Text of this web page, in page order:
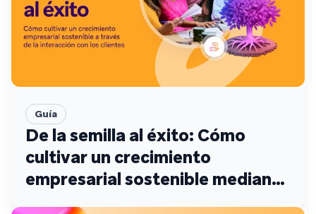
Guía
De la semilla al éxito: Cómo
cultivar un crecimiento
empresarial sostenible mediante